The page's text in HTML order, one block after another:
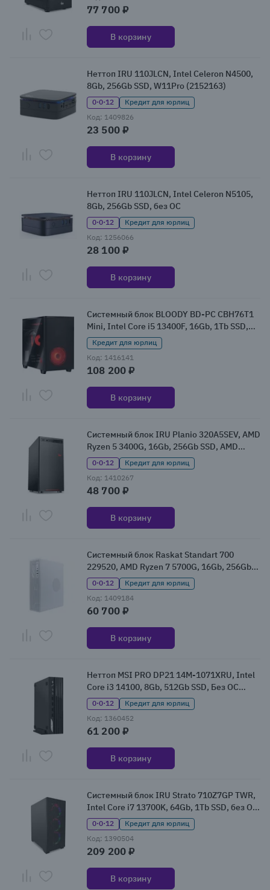
77 700 ₽
В корзину
Неттоп IRU 110JLCN, Intel Celeron N4500,
8Gb, 256Gb SSD, W11Pro (2152163)
0·0·12
Кредит для юрлиц
Код: 1409826
23 500 ₽
В корзину
Неттоп IRU 110JLCN, Intel Celeron N5105,
8Gb, 256Gb SSD, без ОС
0·0·12
Кредит для юрлиц
Код: 1256066
28 100 ₽
В корзину
Системный блок BLOODY BD-PC CBH76T1
Mini, Intel Core i5 13400F, 16Gb, 1Tb SSD,
NVIDIA GeForce RTX 5060, W11 (2153467)
Кредит для юрлиц
Код: 1416141
108 200 ₽
В корзину
Системный блок IRU Planio 320A5SEV, AMD
Ryzen 5 3400G, 16Gb, 256Gb SSD, AMD
Radeon RX Vega 11, Без ОС (2166876)
0·0·12
Кредит для юрлиц
Код: 1410267
48 700 ₽
В корзину
Системный блок Raskat Standart 700
229520, AMD Ryzen 7 5700G, 16Gb, 256Gb
SSD, Без ОС (Standart700229520)
0·0·12
Кредит для юрлиц
Код: 1409184
60 700 ₽
В корзину
Неттоп MSI PRO DP21 14M-1071XRU, Intel
Core i3 14100, 8Gb, 512Gb SSD, Без ОС
(9S6-B0A431-1071)
0·0·12
Кредит для юрлиц
Код: 1360452
61 200 ₽
В корзину
Системный блок IRU Strato 710Z7GP TWR,
Intel Core i7 13700K, 64Gb, 1Tb SSD, без ОС
(2135204)
0·0·12
Кредит для юрлиц
Код: 1390504
209 200 ₽
В корзину